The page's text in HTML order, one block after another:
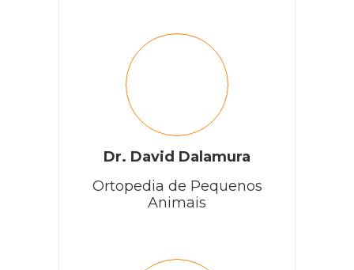
Dr. David Dalamura
Ortopedia de Pequenos
Animais